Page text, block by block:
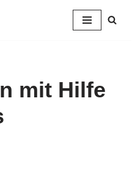
mit Hilfe